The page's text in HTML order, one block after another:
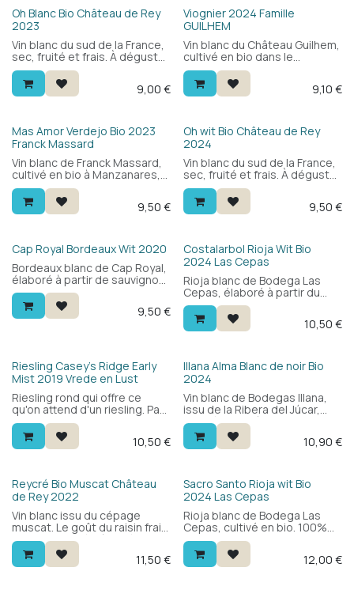
Pour tous, pour toutes les
occasions.
Bio
Oh Blanc Bio Château de Rey
2023
Vin blanc du sud de la France,
sec, fruité et frais. À déguster
avec des plats de poisson, la
cuisine asiatique ou des
salades. Cépages : macabeu
9,00 €
Viognier 2024 Famille
GUILHEM
Vin blanc du Château Guilhem,
cultivé en bio dans le
Languedoc. 100% viognier :
aromatique et floral, avec des
fruits blancs, une bouche
table.
9,10 €
Bio
Mas Amor Verdejo Bio 2023
Franck Massard
Vin blanc de Franck Massard,
cultivé en bio à Manzanares,
au sud de Madrid. Blend de
verdejo et sauvignon blanc à
650m d'altitude : frais et
et une bouche ronde et
tendue. Délicieux avec
légumes, poissons et fruits
de mer.
9,50 €
Bio
Oh wit Bio Château de Rey
2024
Vin blanc du sud de la France,
sec, fruité et frais. À déguster
avec des plats de poisson, la
cuisine asiatique ou des
salades. Cépages : macabeu
9,50 €
Cap Royal Bordeaux Wit 2020
Bordeaux blanc de Cap Royal,
élaboré à partir de sauvignon
blanc. Aromatique et frais,
avec une touche chic.
Agréable en apéritif ou à9,50 €
Bio
Costalarbol Rioja Wit Bio
2024 Las Cepas
Rioja blanc de Bodega Las
Cepas, élaboré à partir du
rare cépage Maturana Blanca.
Frais et fruité, avec une
touche minérale et une
— excellent rapport qualité-
prix.
10,50 €
Riesling Casey's Ridge Early
Mist 2019 Vrede en Lust
Riesling rond qui offre ce
qu'on attend d'un riesling. Pas
trop sec, donc parfait aussi
comme apéritif pour les
amateurs. 10,50 €
Bio
Illana Alma Blanc de noir Bio
2024
Vin blanc de Bodegas Illana,
issu de la Ribera del Júcar,
cultivé en bio à 750m
d'altitude. Blend de sauvignon
blanc et bobal blanc de noir :
exotiques et une bouche
ronde et ample. Un blanc
espagnol surprenant.
10,90 €
Bio
Reycré Bio Muscat Château
de Rey 2022
Vin blanc issu du cépage
muscat. Le goût du raisin frais
en bouche. Idéal à l'apéritif. Un
vin demi-sec, avec une pointe
de douceur. 11,50 €
Bio
Sacro Santo Rioja wit Bio
2024 Las Cepas
Rioja blanc de Bodega Las
Cepas, cultivé en bio. 100%
Maturana Blanca : frais et
puissant, avec un bel
équilibre et une subtile note
12,00 €